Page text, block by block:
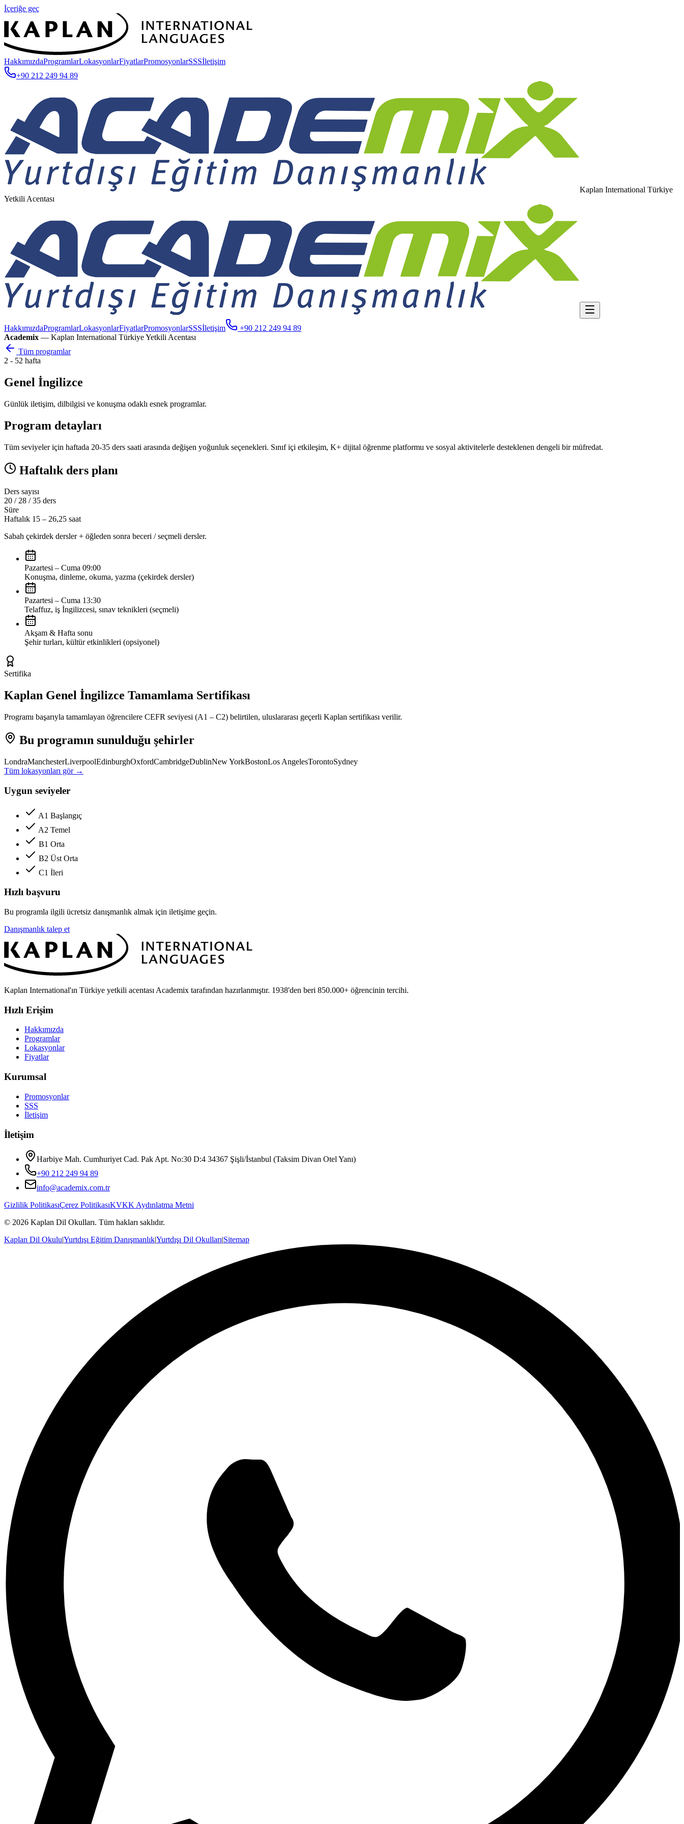
İçeriğe geç
HakkımızdaProgramlarLokasyonlarFiyatlarPromosyonlarSSSİletişim
+90 212 249 94 89
Kaplan International Türkiye
Yetkili Acentası
HakkımızdaProgramlarLokasyonlarFiyatlarPromosyonlarSSSİletişim
+90 212 249 94 89
Academix — Kaplan International Türkiye Yetkili Acentası
Tüm programlar
2 - 52 hafta
Genel İngilizce
Günlük iletişim, dilbilgisi ve konuşma odaklı esnek programlar.
Program detayları
Tüm seviyeler için haftada 20-35 ders saati arasında değişen yoğunluk seçenekleri. Sınıf içi etkileşim, K+ dijital öğrenme platformu ve sosyal aktivitelerle desteklenen dengeli bir müfredat.
Haftalık ders planı
Ders sayısı
20 / 28 / 35 ders
Süre
Haftalık 15 – 26,25 saat
Sabah çekirdek dersler + öğleden sonra beceri / seçmeli dersler.
Pazartesi – Cuma 09:00
Konuşma, dinleme, okuma, yazma (çekirdek dersler)
Pazartesi – Cuma 13:30
Telaffuz, iş İngilizcesi, sınav teknikleri (seçmeli)
Akşam & Hafta sonu
Şehir turları, kültür etkinlikleri (opsiyonel)
Sertifika
Kaplan Genel İngilizce Tamamlama Sertifikası
Programı başarıyla tamamlayan öğrencilere CEFR seviyesi (A1 – C2) belirtilen, uluslararası geçerli Kaplan sertifikası verilir.
Bu programın sunulduğu şehirler
LondraManchesterLiverpoolEdinburghOxfordCambridgeDublinNew YorkBostonLos AngelesTorontoSydney
Tüm lokasyonları gör →
Uygun seviyeler
A1 Başlangıç
A2 Temel
B1 Orta
B2 Üst Orta
C1 İleri
Hızlı başvuru
Bu programla ilgili ücretsiz danışmanlık almak için iletişime geçin.
Danışmanlık talep et
Kaplan International'ın Türkiye yetkili acentası Academix tarafından hazırlanmıştır. 1938'den beri 850.000+ öğrencinin tercihi.
Hızlı Erişim
Hakkımızda
Programlar
Lokasyonlar
Fiyatlar
Kurumsal
Promosyonlar
SSS
İletişim
İletişim
Harbiye Mah. Cumhuriyet Cad. Pak Apt. No:30 D:4 34367 Şişli/İstanbul (Taksim Divan Otel Yanı)
+90 212 249 94 89
info@academix.com.tr
Gizlilik PolitikasıÇerez PolitikasıKVKK Aydınlatma Metni
© 2026 Kaplan Dil Okulları. Tüm hakları saklıdır.
Kaplan Dil Okulu|Yurtdışı Eğitim Danışmanlık|Yurtdışı Dil Okulları|Sitemap